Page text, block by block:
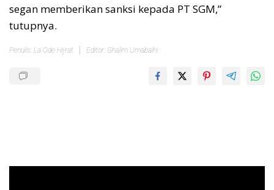
segan memberikan sanksi kepada PT SGM,”
tutupnya.
Penulis: La Ode Hijrat Editor: Ghalim Umabaihi